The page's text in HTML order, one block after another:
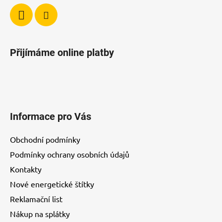
Přijímáme online platby
Informace pro Vás
Obchodní podmínky
Podmínky ochrany osobních údajů
Kontakty
Nové energetické štítky
Reklamační list
Nákup na splátky